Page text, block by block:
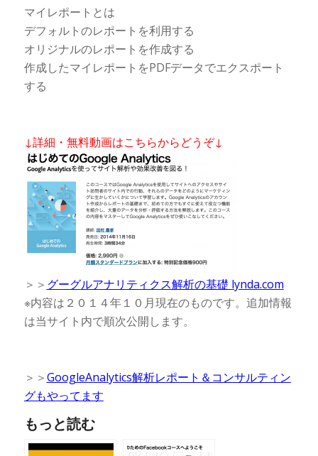
マイレポートとは
デフォルトのレポートを利用する
オリジナルのレポートを作成する
作成したマイレポートをPDFデータでエクスポート
する
↓詳細・無料動画はこちらからどうぞ↓
＞＞ グーグルアナリティクス解析の基礎 lynda.com
※内容は２０１４年１０月現在のものです。追加情報
は当サイト内で順次公開します。
＞＞GoogleAnalytics解析レポート＆コンサルティン
グもやってます
もっと読む